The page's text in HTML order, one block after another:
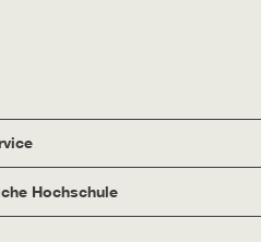
Hochschule